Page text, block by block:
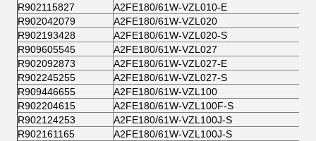
R902115827
A2FE180/61W-VZL010-E
R902042079
A2FE180/61W-VZL020
R902193428
A2FE180/61W-VZL020-S
R909605545
A2FE180/61W-VZL027
R902092873
A2FE180/61W-VZL027-E
R902245255
A2FE180/61W-VZL027-S
R909446655
A2FE180/61W-VZL100
R902204615
A2FE180/61W-VZL100F-S
R902124253
A2FE180/61W-VZL100J-S
R902161165
A2FE180/61W-VZL100J-S